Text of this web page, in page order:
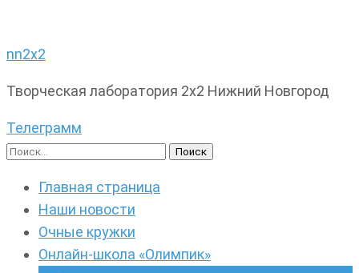
nn2x2
Творческая лаборатория 2х2 Нижний Новгород
Телеграмм
Найти:
Главная страница
Наши новости
Очные кружки
Онлайн-школа «Олимпик»